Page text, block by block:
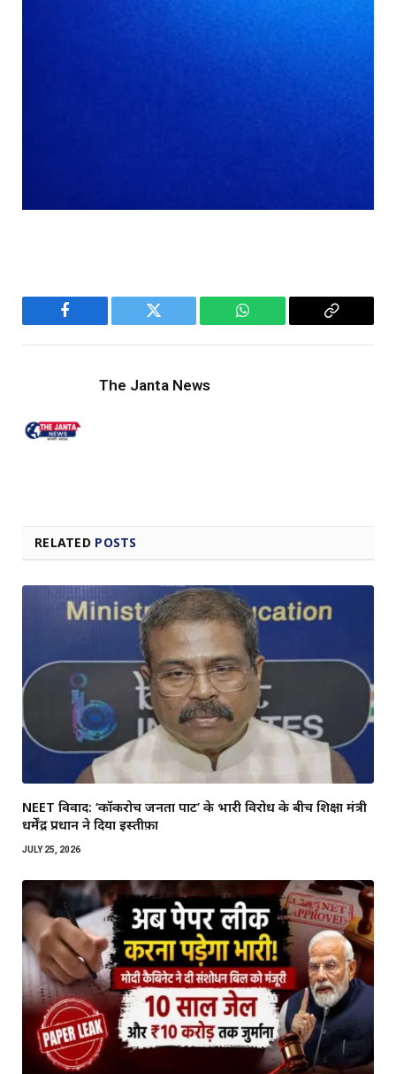
Facebook Twitter WhatsApp
Copy
The Janta News
RELATED POSTS
NEET विवाद: ‘कॉकरोच जनता पार्टी’ के भारी विरोध के बीच शिक्षा मंत्री
धर्मेंद्र प्रधान ने दिया इस्तीफ़ा
JULY 25, 2026